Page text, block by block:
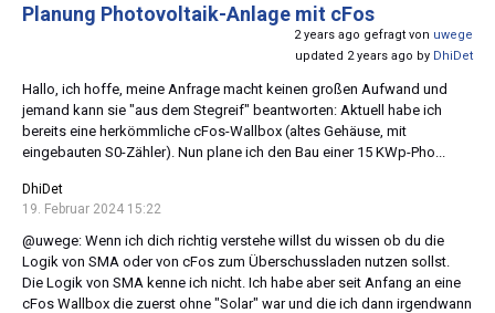
Planung Photovoltaik-Anlage mit cFos
2 years ago gefragt von uwege
updated 2 years ago by DhiDet
Hallo, ich hoffe, meine Anfrage macht keinen großen Aufwand und
jemand kann sie "aus dem Stegreif" beantworten: Aktuell habe ich
bereits eine herkömmliche cFos-Wallbox (altes Gehäuse, mit
eingebauten S0-Zähler). Nun plane ich den Bau einer 15 KWp-Pho...
DhiDet
19. Februar 2024 15:22
@uwege: Wenn ich dich richtig verstehe willst du wissen ob du die
Logik von SMA oder von cFos zum Überschussladen nutzen sollst.
Die Logik von SMA kenne ich nicht. Ich habe aber seit Anfang an eine
cFos Wallbox die zuerst ohne "Solar" war und die ich dann irgendwann